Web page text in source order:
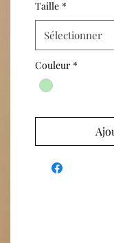
Taille *
Sélectionner
Couleur *